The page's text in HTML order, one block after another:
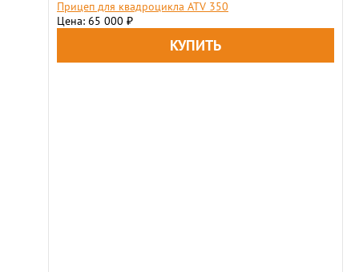
Прицеп для квадроцикла ATV 350
Цена: 65 000 ₽